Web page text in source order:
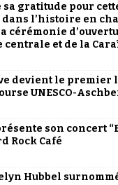
gratitude pour
l’histoire en
cérémonie
centrale et de la
devient le premier
UNESCO-
son concert
Rock Café
Hubbel